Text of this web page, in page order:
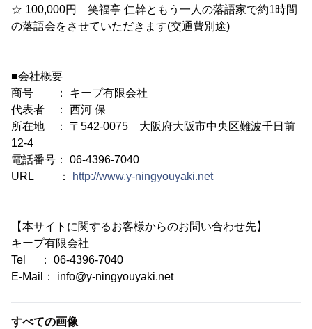
☆ 100,000円 笑福亭 仁幹ともう一人の落語家で約1時間
の落語会をさせていただきます(交通費別途)
■会社概要
商号 ： キープ有限会社
代表者 ： 西河 保
所在地 ： 〒542-0075 大阪府大阪市中央区難波千日前
12-4
電話番号： 06-4396-7040
URL ：
http://www.y-ningyouyaki.net
【本サイトに関するお客様からのお問い合わせ先】
キープ有限会社
Tel ： 06-4396-7040
E-Mail： info@y-ningyouyaki.net
すべての画像